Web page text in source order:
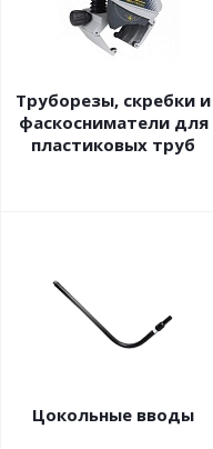
Труборезы, скребки и
фаскосниматели для
пластиковых труб
Цокольные вводы